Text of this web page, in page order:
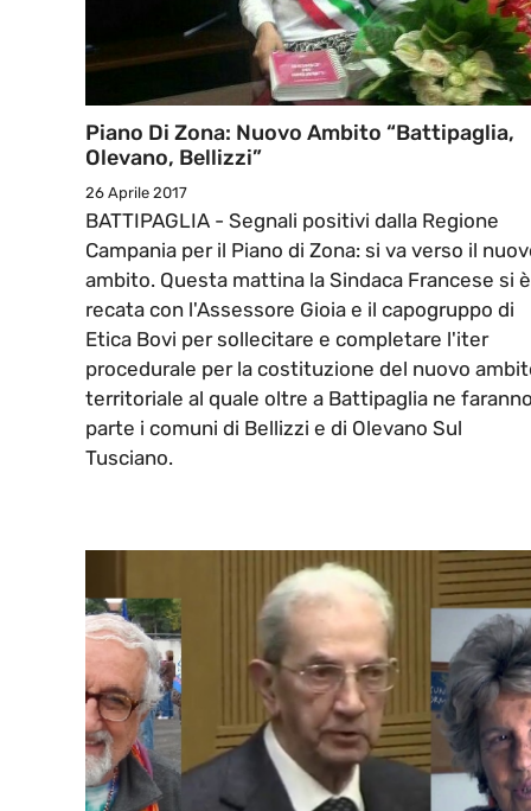
Piano Di Zona: Nuovo Ambito “Battipaglia,
Olevano, Bellizzi”
26 Aprile 2017
BATTIPAGLIA - Segnali positivi dalla Regione
Campania per il Piano di Zona: si va verso il
ambito. Questa mattina la Sindaca Francese si è
recata con l'Assessore Gioia e il capogruppo di
Etica Bovi per sollecitare e completare l'iter
procedurale per la costituzione del nuovo
territoriale al quale oltre a Battipaglia ne
parte i comuni di Bellizzi e di Olevano Sul
Tusciano.